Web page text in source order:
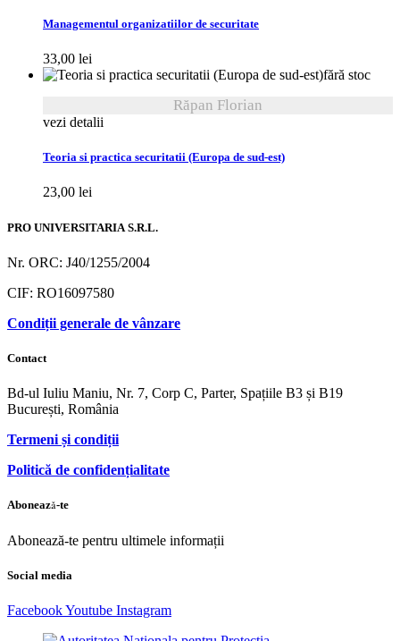
Managementul organizatiilor de securitate
33,00 lei
fără stoc
Răpan Florian
vezi detalii
Teoria si practica securitatii (Europa de sud-est)
23,00 lei
PRO UNIVERSITARIA S.R.L.
Nr. ORC: J40/1255/2004
CIF: RO16097580
Condiții generale de vânzare
Contact
Bd-ul Iuliu Maniu, Nr. 7, Corp C, Parter, Spațiile B3 și B19
București, România
Termeni și condiții
Politică de confidențialitate
Abonează-te
Abonează-te pentru ultimele informații
Social media
FacebookYoutube Instagram